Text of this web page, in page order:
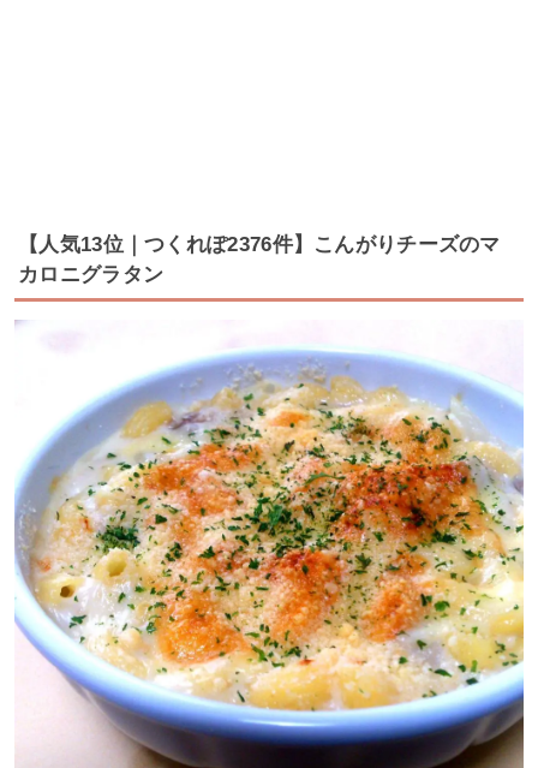
【人気13位｜つくれぽ2376件】こんがりチーズのマ
カロニグラタン